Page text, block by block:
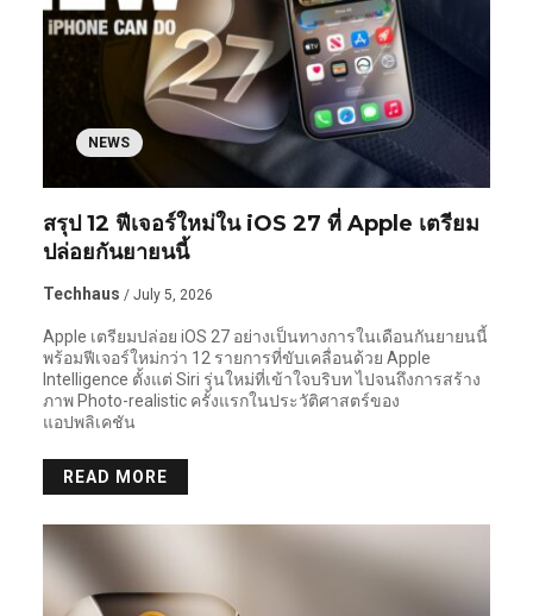
NEWS
สรุป 12 ฟีเจอร์ใหม่ใน iOS 27 ที่ Apple เตรียม
ปล่อยกันยายนนี้
Techhaus / July 5, 2026
Apple เตรียมปล่อย iOS 27 อย่างเป็นทางการในเดือนกันยายนนี้
พร้อมฟีเจอร์ใหม่กว่า 12 รายการที่ขับเคลื่อนด้วย Apple
Intelligence ตั้งแต่ Siri รุ่นใหม่ที่เข้าใจบริบท ไปจนถึงการสร้าง
ภาพ Photo-realistic ครั้งแรกในประวัติศาสตร์ของ
แอปพลิเคชัน
READ MORE